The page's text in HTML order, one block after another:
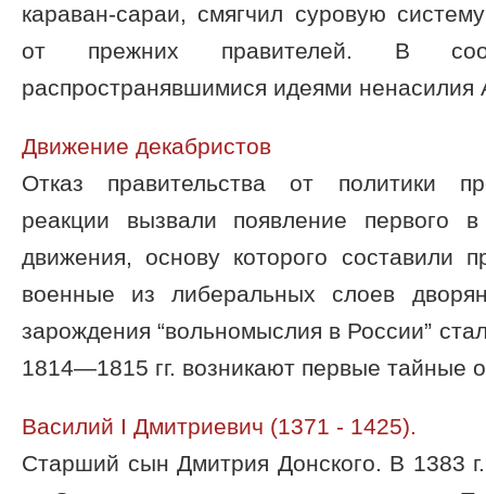
караван-сараи, смягчил суровую
от прежних правителей. В
распространявшимися идеями ненасилия
Движение декабристов
Отказ правительства от политики
реакции вызвали появление первого
движения, основу которого составили
военные из либеральных слоев
зарождения “вольномыслия в России”
1814—1815 гг. возникают первые тайные
Василий I Дмитриевич (1371 - 1425).
Старший сын Дмитрия Донского. В 1383